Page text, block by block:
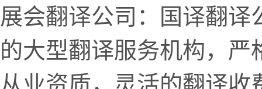
展会翻译公司：国译翻
的大型翻译服务机构，